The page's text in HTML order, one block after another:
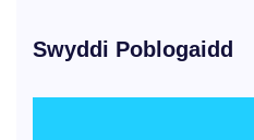
Swyddi Poblogaidd